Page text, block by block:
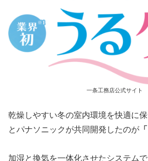
一条工務店公式サイト
乾燥しやすい冬の室内環境を快適に
とパナソニックが共同開発したのが
加湿と換気を一体化させたシステム